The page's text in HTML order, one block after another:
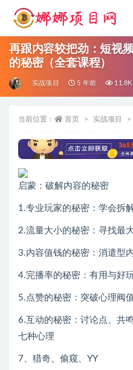
再跟内容较把劲：短视
的秘密（全套课程）
实战项目 5 年前 11.8K
当前位置： 首页 实战项目
启蒙：破解内容的秘密
1.专业玩家的秘密：学会拆
2.流量大小的秘密：寻找最
3.内容值钱的秘密：消遣型
4.完播率的秘密：有用与好
5.点赞的秘密：突破心理阀
6.互动的秘密：讨论点、共
七种心理
7、猎奇、偷窥、YY